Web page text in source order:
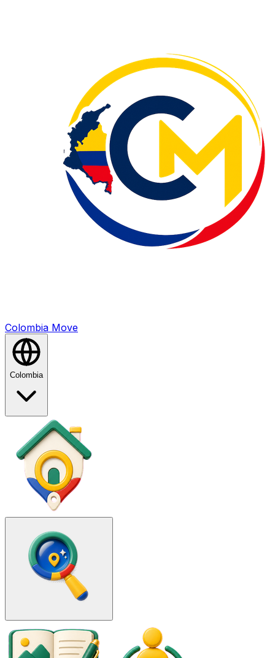
Colombia Move
Colombia